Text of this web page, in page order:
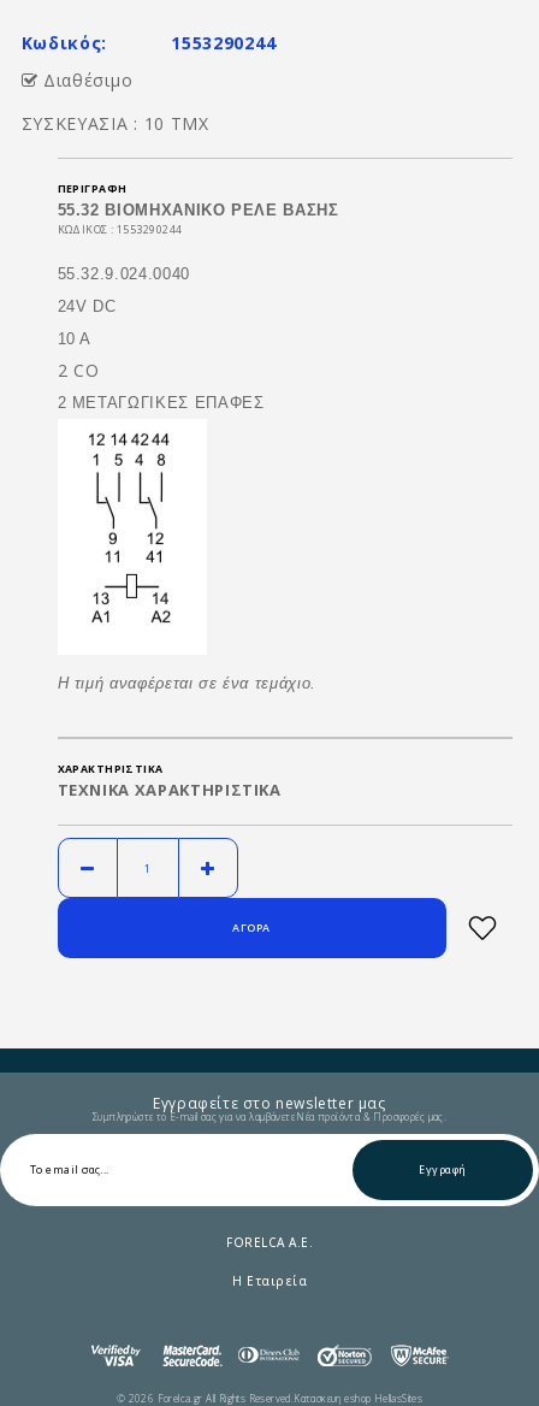
Κωδικός:
1553290244
Διαθέσιμο
ΣΥΣΚΕΥΑΣΙΑ : 10 ΤΜΧ
ΠΕΡΙΓΡΑΦΉ
55.32 BIOMHXANIKO ΡΕΛΕ ΒΑΣΗΣ
ΚΩΔΙΚΟΣ : 1553290244
55.32.9.024.0040
24V DC
10 A
2 CO
2 ΜΕΤΑΓΩΓΙΚΕΣ ΕΠΑΦΕΣ
Η τιμή αναφέρεται σε ένα τεμάχιο.
ΧΑΡΑΚΤΗΡΙΣΤΙΚΆ
ΤΕΧΝΙΚΑ ΧΑΡΑΚΤΗΡΙΣΤΙΚΑ
Εγγραφείτε στο newsletter μας
Συμπληρώστε το E-mail σας για να λαμβάνετε Νέα προϊόντα & Προσφορές μας.
Εγγραφή
FORELCA A.E.
Η Εταιρεία
© 2026 Forelca.gr All Rights Reserved. Κατασκευη eshop HellasSites